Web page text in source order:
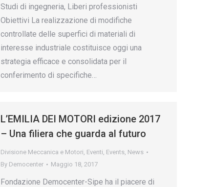
Studi di ingegneria, Liberi professionisti
Obiettivi La realizzazione di modifiche
controllate delle superfici di materiali di
interesse industriale costituisce oggi una
strategia efficace e consolidata per il
conferimento di specifiche…
L’EMILIA DEI MOTORI edizione 2017
– Una filiera che guarda al futuro
Divisione Meccanica e Motori, Eventi, Events, News
By Democenter Maggio 18, 2017
Fondazione Democenter-Sipe ha il piacere di